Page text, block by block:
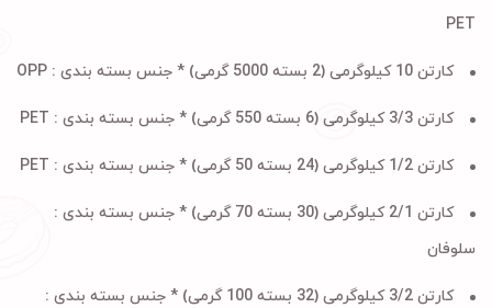
PET
کارتن 10 کیلوگرمی (2 بسته 5000 گرمی) * جنس بسته بندی : OPP
کارتن 3/3 کیلوگرمی (6 بسته 550 گرمی) * جنس بسته بندی : PET
کارتن 1/2 کیلوگرمی (24 بسته 50 گرمی) * جنس بسته بندی : PET
کارتن 2/1 کیلوگرمی (30 بسته 70 گرمی) * جنس بسته بندی :
سلوفان
کارتن 3/2 کیلوگرمی (32 بسته 100 گرمی) * جنس بسته بندی :